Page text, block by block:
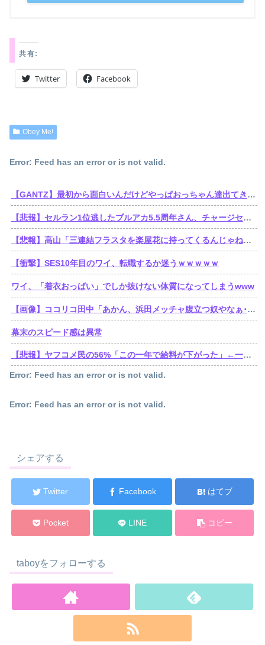
共有:
Twitter Facebook
Obey Me!
Error: Feed has an error or is not valid.
【GANTZ】最初から面白いんだけどやっぱおっちゃん達出てきてから加速しだすなって…
【悲報】セルラン1位逃したブルアカ5.5周年さん、チャージセンターを言い訳にするも他のソシャゲもチャージセンター在りきでセルラン1位取ってることを指摘される
【悲報】高山「三連結フラスタを楽屋花に持ってくるんじゃねえぞ」学マスの三連結フラスタがシャニマスの注意書きで名指しされてしまう
【衝撃】SES10年目のワイ、転職するか迷うｗｗｗｗｗ
ワイ、「着衣おっばい」でしか抜けない体質になってしまうwww
【画像】ココリコ田中「あかん、浜田メッチャ腹立つ奴やなぁ･････････せや！」⇒！！
幕末のスピード感は異常
【悲報】ヤフコメ民の56%「この一年で給料が下がった」←一体どんな仕事してんだよこいつらwww
Error: Feed has an error or is not valid.
Error: Feed has an error or is not valid.
シェアする
Twitter Facebook はてブ
Pocket LINE コピー
taboyをフォローする